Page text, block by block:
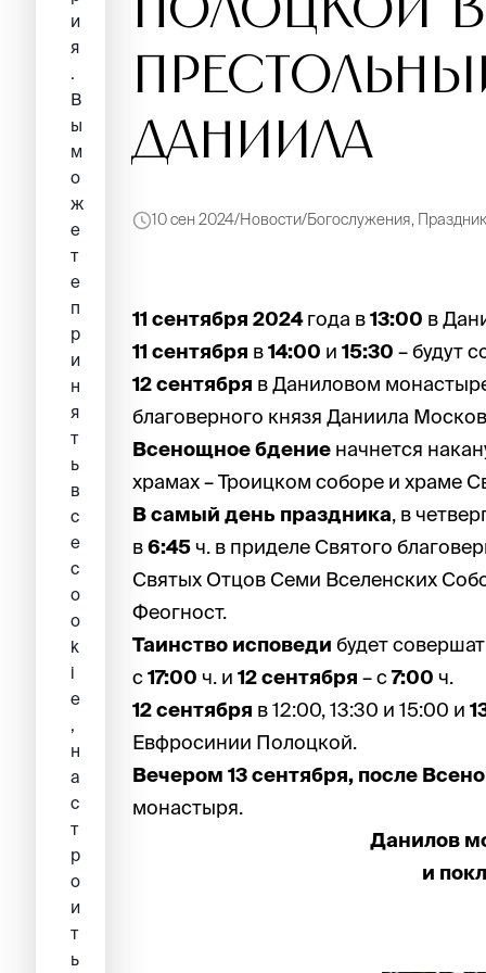
Полоцкой
Даниила
10 сен 2024 Новости Богослужения,
11 сентября 2024года в 13:00 в
11 сентября в 14:00 и 15:30 – будут
12 сентября в Даниловом
благоверного князя Даниила
Всенощное бдение начнется
храмах – Троицком соборе и храме
В самый день праздника, в
в 6:45 ч. в приделе Святого
Святых Отцов Семи Вселенских
Феогност.
Таинство исповеди будет
с 17:00 ч. и 12 сентября – с 7:00 ч.
12 сентября в 12:00, 13:30 и 15:00 и
Евфросинии Полоцкой.
Вечером 13 сентября, после
монастыря.
Данилов
и
и
я
.
В
ы
м
о
ж
е
т
е
п
р
и
н
я
т
ь
в
с
е
c
o
o
k
i
e
,
н
а
с
т
р
о
и
т
ь